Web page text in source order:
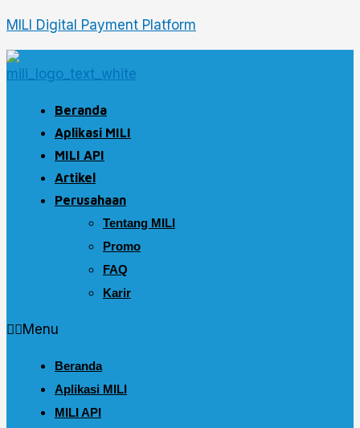
to
content
MILI Digital Payment Platform
Beranda
Aplikasi MILI
MILI API
Artikel
Perusahaan
Tentang MILI
Promo
FAQ
Karir
Menu
Beranda
Aplikasi MILI
MILI API
here..